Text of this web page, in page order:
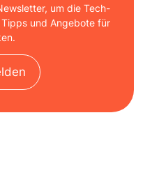
um die Tech-
und Angebote für